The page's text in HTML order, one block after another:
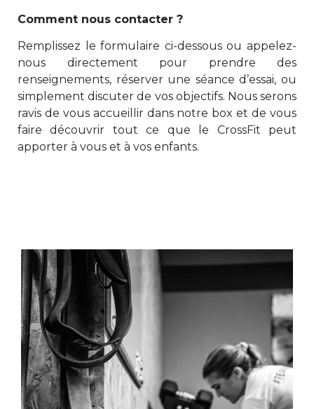
Comment nous contacter ?
Remplissez le formulaire ci-dessous ou appelez-
nous directement pour prendre des
renseignements, réserver une séance d’essai, ou
simplement discuter de vos objectifs. Nous serons
ravis de vous accueillir dans notre box et de vous
faire découvrir tout ce que le CrossFit peut
apporter à vous et à vos enfants.